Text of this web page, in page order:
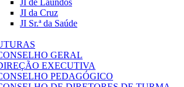
JI da Cruz
JI Sr.ª da Saúde
GERAL
EXECUTIVA
PEDAGÓGICO